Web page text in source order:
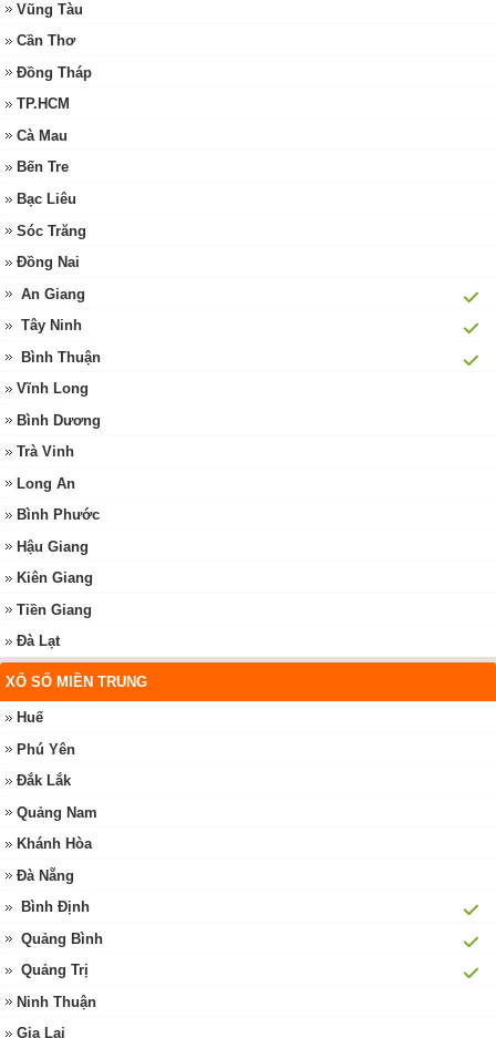
Vũng Tàu
Cần Thơ
Đồng Tháp
TP.HCM
Cà Mau
Bến Tre
Bạc Liêu
Sóc Trăng
Đồng Nai
An Giang
Tây Ninh
Bình Thuận
Vĩnh Long
Bình Dương
Trà Vinh
Long An
Bình Phước
Hậu Giang
Kiên Giang
Tiền Giang
Đà Lạt
XỔ SỐ MIỀN TRUNG
Huế
Phú Yên
Đắk Lắk
Quảng Nam
Khánh Hòa
Đà Nẵng
Bình Định
Quảng Bình
Quảng Trị
Ninh Thuận
Gia Lai